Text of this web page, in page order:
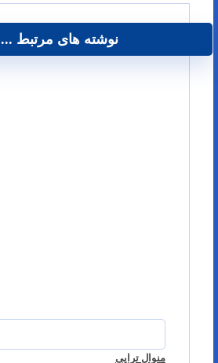
نوشته های مرتبط ...
منوال تراپی